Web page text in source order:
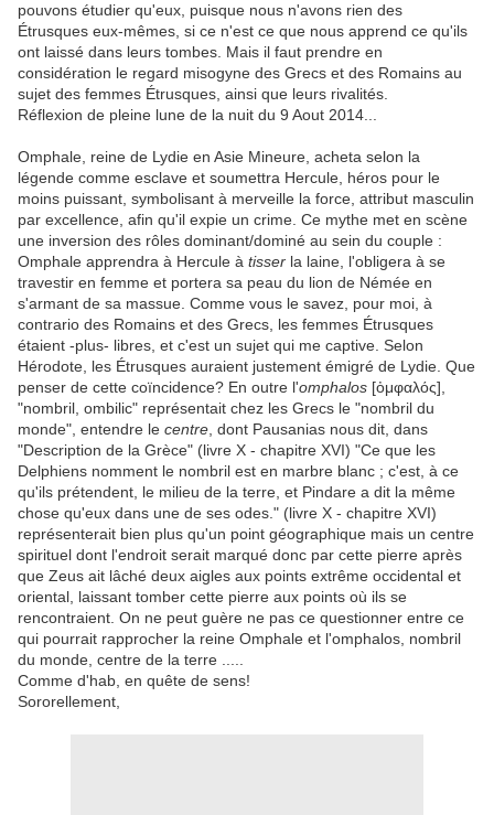
pouvons étudier qu'eux, puisque nous n'avons rien des
Étrusques eux-mêmes, si ce n'est ce que nous apprend ce qu'ils
ont laissé dans leurs tombes. Mais il faut prendre en
considération le regard misogyne des Grecs et des Romains au
sujet des femmes Étrusques, ainsi que leurs rivalités.
Réflexion de pleine lune de la nuit du 9 Aout 2014...
Omphale, reine de Lydie en Asie Mineure, acheta selon la
légende comme esclave et soumettra Hercule, héros pour le
moins puissant, symbolisant à merveille la force, attribut masculin
par excellence, afin qu'il expie un crime. Ce mythe met en scène
une inversion des rôles dominant/dominé au sein du couple :
Omphale apprendra à Hercule à tisser la laine, l'obligera à se
travestir en femme et portera sa peau du lion de Némée en
s'armant de sa massue. Comme vous le savez, pour moi, à
contrario des Romains et des Grecs, les femmes Étrusques
étaient -plus- libres, et c'est un sujet qui me captive. Selon
Hérodote, les Étrusques auraient justement émigré de Lydie. Que
penser de cette coïncidence? En outre l'omphalos [ὀμφαλός],
"nombril, ombilic" représentait chez les Grecs le "nombril du
monde", entendre le centre , dont Pausanias nous dit, dans
"Description de la Grèce" (livre X - chapitre XVI) "Ce que les
Delphiens nomment le nombril est en marbre blanc ; c'est, à ce
qu'ils prétendent, le milieu de la terre, et Pindare a dit la même
chose qu'eux dans une de ses odes." (livre X - chapitre XVI)
représenterait bien plus qu'un point géographique mais un centre
spirituel dont l'endroit serait marqué donc par cette pierre après
que Zeus ait lâché deux aigles aux points extrême occidental et
oriental, laissant tomber cette pierre aux points où ils se
rencontraient. On ne peut guère ne pas ce questionner entre ce
qui pourrait rapprocher la reine Omphale et l'omphalos, nombril
du monde, centre de la terre .....
Comme d'hab, en quête de sens!
Sororellement,